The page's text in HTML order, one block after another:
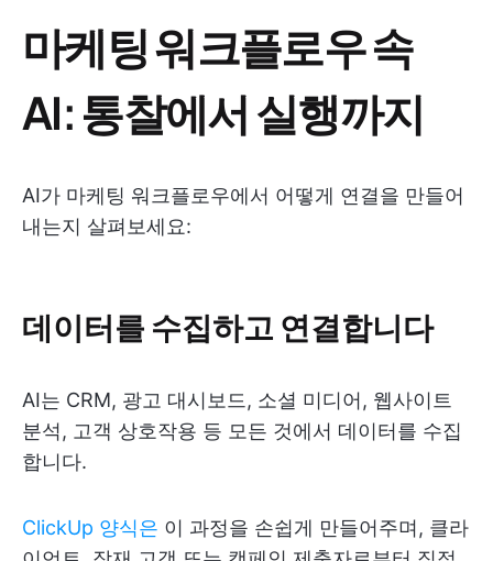
마케팅 워크플로우 속
AI: 통찰에서 실행까지
AI가 마케팅 워크플로우에서 어떻게 연결을 만들어
내는지 살펴보세요:
데이터를 수집하고 연결합니다
AI는 CRM, 광고 대시보드, 소셜 미디어, 웹사이트
분석, 고객 상호작용 등 모든 것에서 데이터를 수집
합니다.
ClickUp 양식은 이 과정을 손쉽게 만들어주며, 클라